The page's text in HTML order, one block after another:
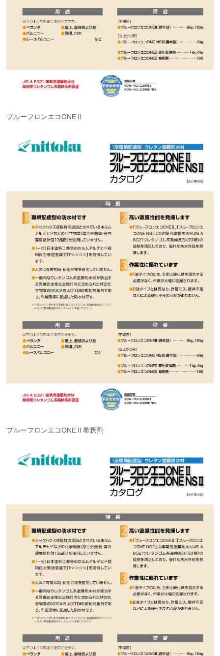
プルーフロンエコONEⅡ
プルーフロンエコONEⅡ希釈剤